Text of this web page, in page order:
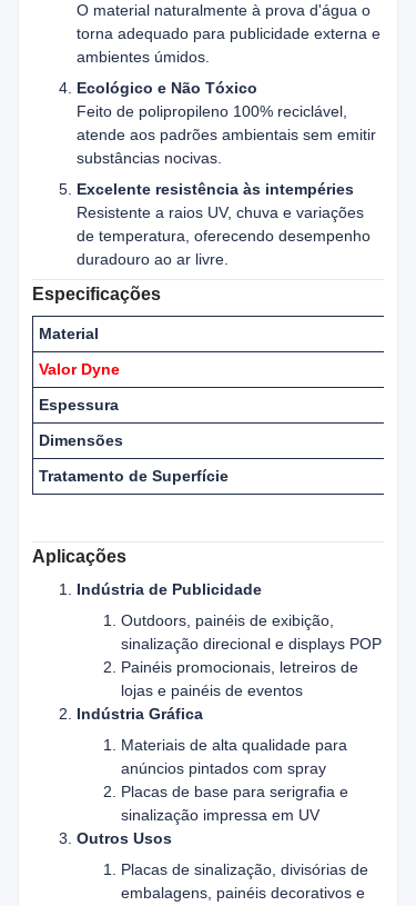
O material naturalmente à prova d'água o
torna adequado para publicidade externa e
ambientes úmidos.
Ecológico e Não Tóxico
Feito de polipropileno 100% reciclável,
atende aos padrões ambientais sem emitir
substâncias nocivas.
Excelente resistência às intempéries
Resistente a raios UV, chuva e variações
de temperatura, oferecendo desempenho
duradouro ao ar livre.
Especificações
Material
Valor Dyne
Espessura
Dimensões
Tratamento de Superfície
Aplicações
Indústria de Publicidade
Outdoors, painéis de exibição,
sinalização direcional e displays POP
Painéis promocionais, letreiros de
lojas e painéis de eventos
Indústria Gráfica
Materiais de alta qualidade para
anúncios pintados com spray
Placas de base para serigrafia e
sinalização impressa em UV
Outros Usos
Placas de sinalização, divisórias de
embalagens, painéis decorativos e